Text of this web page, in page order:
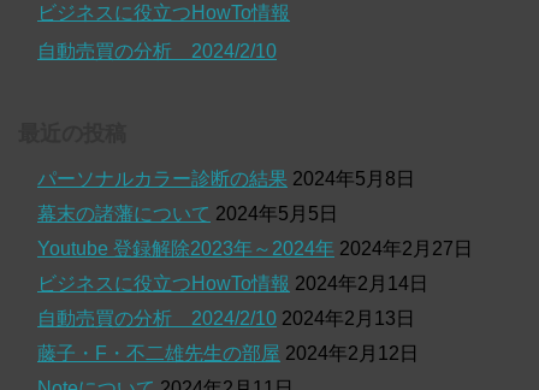
ビジネスに役立つHowTo情報
自動売買の分析 2024/2/10
パーソナルカラー診断の結果 2024年5月8日
幕末の諸藩について 2024年5月5日
Youtube 登録解除2023年～2024年 2024年2月27日
ビジネスに役立つHowTo情報 2024年2月14日
自動売買の分析 2024/2/10 2024年2月13日
藤子・F・不二雄先生の部屋 2024年2月12日